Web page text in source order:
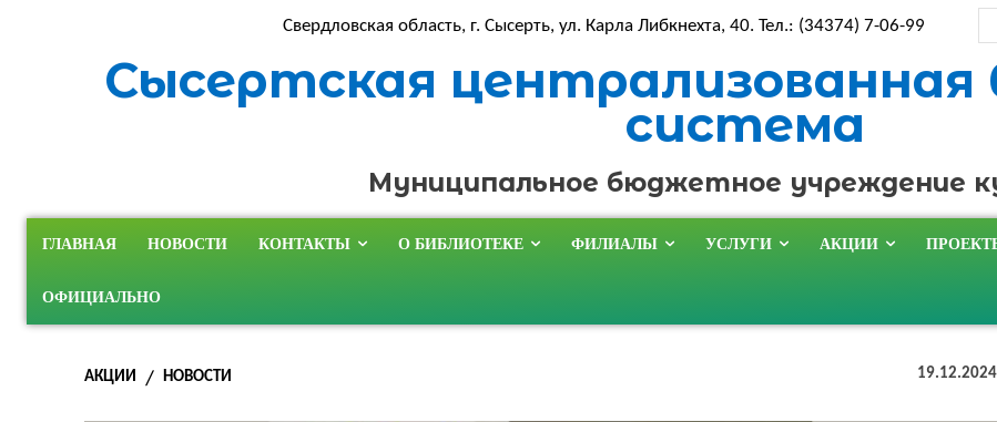
Свердловская область, г. Сысерть, ул. Карла Либкнехта, 40. Тел.: (34374) 7-06-99
Сысертская централизованная
система
Муниципальное бюджетное учреждение
ГЛАВНАЯ НОВОСТИ КОНТАКТЫ О БИБЛИОТЕКЕ ФИЛИАЛЫ УСЛУГИ АКЦИИ
ОФИЦИАЛЬНО
АКЦИИ НОВОСТИ 19.12.2024